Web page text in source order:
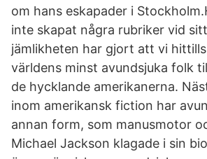
om hans eskapader i
inte skapat några rubriker vid
jämlikheten har gjort att vi
världens minst avundsjuka folk
de hycklande amerikanerna.
inom amerikansk fiction har
annan form, som manusmotor
Michael Jackson klagade i sin